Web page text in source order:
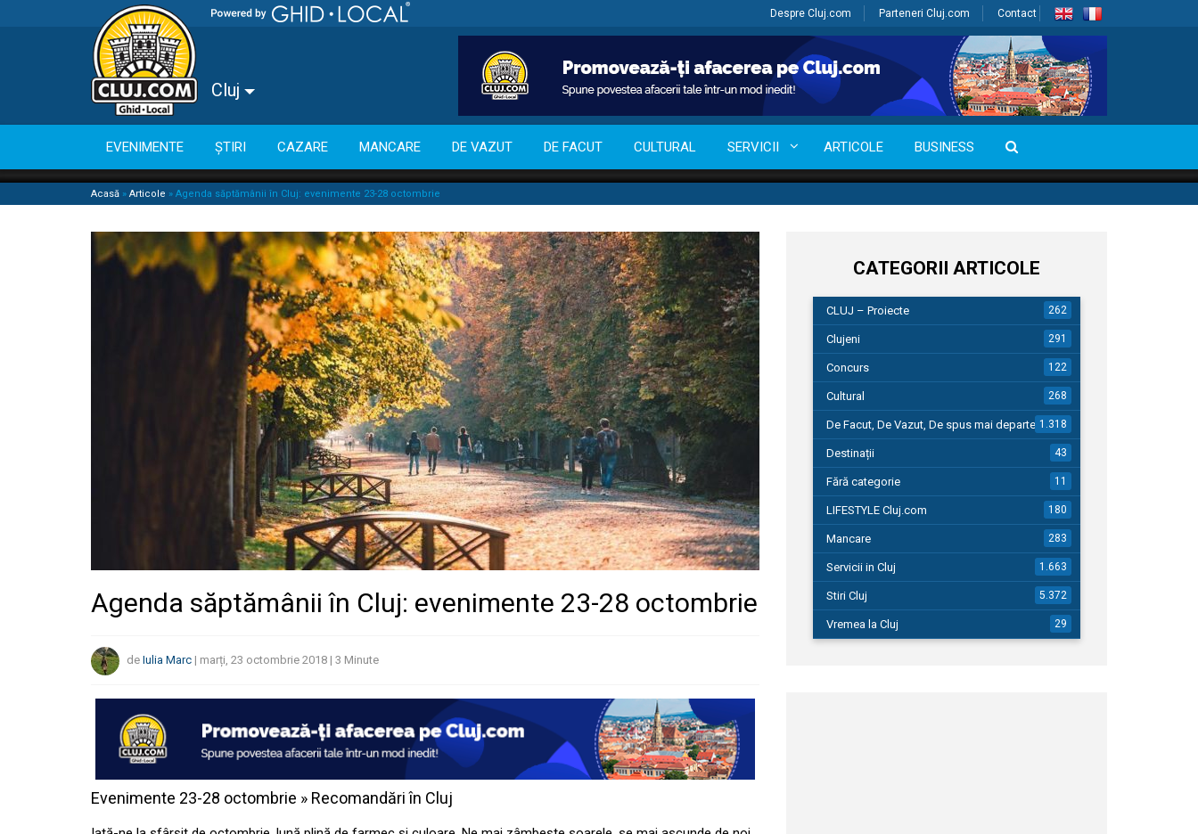
Despre Cluj.com Parteneri Cluj.com Contact
Cluj
EVENIMENTE ȘTIRI CAZARE MANCARE DE VAZUT DE FACUT CULTURAL SERVICII ARTICOLE BUSINESS
Acasă » Articole » Agenda săptămânii în Cluj: evenimente 23-28 octombrie
Agenda săptămânii în Cluj: evenimente 23-28 octombrie
de Iulia Marc | marți, 23 octombrie 2018 | 3 Minute
Evenimente 23-28 octombrie » Recomandări în Cluj
CATEGORII ARTICOLE
CLUJ – Proiecte 262
Clujeni 291
Concurs 122
Cultural 268
De Facut, De Vazut, De spus mai departe…1.318
Destinații 43
Fără categorie 11
LIFESTYLE Cluj.com 180
Mancare 283
Servicii in Cluj 1.663
Stiri Cluj 5.372
Vremea la Cluj 29